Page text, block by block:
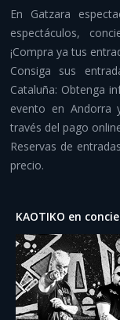
En Gatzara
espectáculos,
¡Compra ya tus
Consiga sus
Cataluña: Obtenga
evento en Andorra
través del pago
Reservas de
precio.
KAOTIKO en